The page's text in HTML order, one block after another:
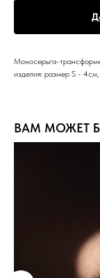
Моносерьга-
изделия: размер S -
ВАМ МОЖЕТ